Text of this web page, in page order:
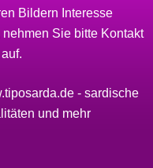
Bildern Interesse
nehmen Sie bitte Kontakt